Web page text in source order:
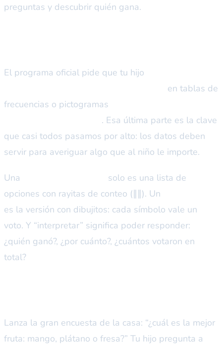
preguntas y descubrir quién gana.
El programa oficial pide que tu hijo
en tablas de
frecuencias o pictogramas
. Esa última parte es la clave
que casi todos pasamos por alto: los datos deben
servir para averiguar algo que al niño le importe.
Una
solo es una lista de
opciones con rayitas de conteo (∥∥). Un
es la versión con dibujitos: cada símbolo vale un
voto. Y “interpretar” significa poder responder:
¿quién ganó?, ¿por cuánto?, ¿cuántos votaron en
total?
Lanza la gran encuesta de la casa: “¿cuál es la mejor
fruta: mango, plátano o fresa?” Tu hijo pregunta a